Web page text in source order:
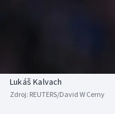
Biatlon
Aplikace ČT sport
Lukáš Kalvach
Zdroj: REUTERS/David W Cerny